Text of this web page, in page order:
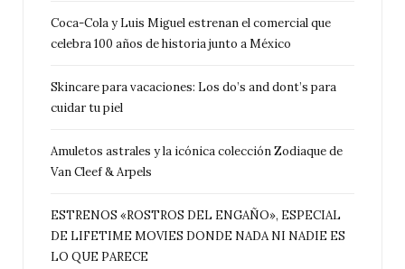
Coca-Cola y Luis Miguel estrenan el comercial que
celebra 100 años de historia junto a México
Skincare para vacaciones: Los do’s and dont’s para
cuidar tu piel
Amuletos astrales y la icónica colección Zodiaque de
Van Cleef & Arpels
ESTRENOS «ROSTROS DEL ENGAÑO», ESPECIAL
DE LIFETIME MOVIES DONDE NADA NI NADIE ES
LO QUE PARECE